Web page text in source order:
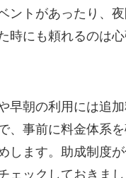
ントがあったり、
時にも頼れるのは
早朝の利用には追
、事前に料金体系を
します。助成制度
ェックしておきまし